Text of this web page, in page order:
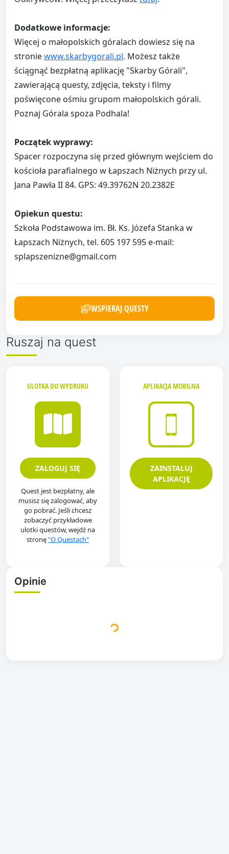
Dodatkowe informacje:
Więcej o małopolskich góralach dowiesz się na
stroniewww.skarbygorali.pl. Możesz także
ściągnąć bezpłatną aplikację "Skarby Górali",
zawierającą questy, zdjęcia, teksty i filmy
poświęcone ośmiu grupom małopolskich górali.
Poznaj Górala spoza Podhala!
Początek wyprawy:
Spacer rozpoczyna się przed głównym wejściem do
kościoła parafialnego w Łapszach Niżnych przy ul.
Jana Pawła II 84. GPS: 49.39762N 20.2382E
Opiekun questu:
Szkoła Podstawowa im. Bł. Ks. Józefa Stanka w
Łapszach Niżnych, tel. 605 197 595 e-mail:
splapszenizne@gmail.com
WSPIERAJ QUESTY
Ruszaj na quest
ULOTKA DO WYDRUKU
ZALOGUJ SIĘ
Quest jest bezpłatny, ale
musisz się zalogować, aby
go pobrać. Jeśli chcesz
zobaczyć przykładowe
ulotki questów, wejdź na
stronę"O Questach"
APLIKACJA MOBILNA
ZAINSTALUJ
APLIKACJĘ
Opinie